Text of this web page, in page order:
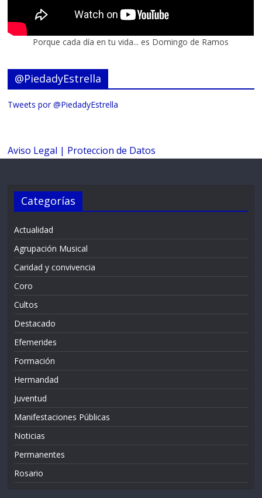
Porque cada día en tu vida... es Domingo de Ramos
@PiedadyEstrella
Tweets por @PiedadyEstrella
Aviso Legal | Proteccion de Datos
Categorías
Actualidad
Agrupación Musical
Caridad y convivencia
Coro
Cultos
Destacado
Efemerides
Formación
Hermandad
Juventud
Manifestaciones Públicas
Noticias
Permanentes
Rosario